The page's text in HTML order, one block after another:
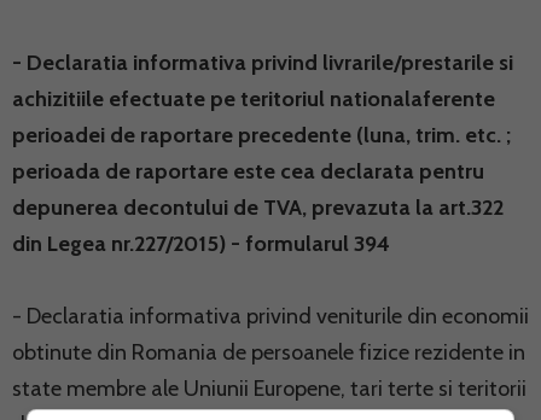
- Declaratia informativa privind livrarile/prestarile si
achizitiile efectuate pe teritoriul nationalaferente
perioadei de raportare precedente (luna, trim. etc. ;
perioada de raportare este cea declarata pentru
depunerea decontului de TVA, prevazuta la art.322
din Legea nr.227/2015) - formularul 394
- Declaratia informativa privind veniturile din economii
obtinute din Romania de persoanele fizice rezidente in
state membre ale Uniunii Europene, tari terte si teritorii